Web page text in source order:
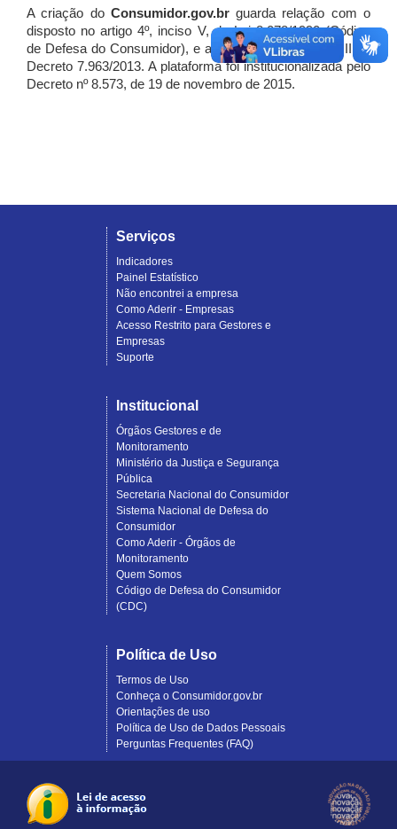
A criação do Consumidor.gov.brguarda relação com o
disposto no artigo 4º, inciso V, da Lei 8.078/1990 (Código
de Defesa do Consumidor), e artigo 7º, incisos I, II e III do
Decreto 7.963/2013. A plataforma foi institucionalizada pelo
Decreto nº 8.573, de 19 de novembro de 2015.
Serviços
Indicadores
Painel Estatístico
Não encontrei a empresa
Como Aderir - Empresas
Acesso Restrito para Gestores e
Empresas
Suporte
Institucional
Órgãos Gestores e de
Monitoramento
Ministério da Justiça e Segurança
Pública
Secretaria Nacional do Consumidor
Sistema Nacional de Defesa do
Consumidor
Como Aderir - Órgãos de
Monitoramento
Quem Somos
Código de Defesa do Consumidor
(CDC)
Política de Uso
Termos de Uso
Conheça o Consumidor.gov.br
Orientações de uso
Política de Uso de Dados Pessoais
Perguntas Frequentes (FAQ)